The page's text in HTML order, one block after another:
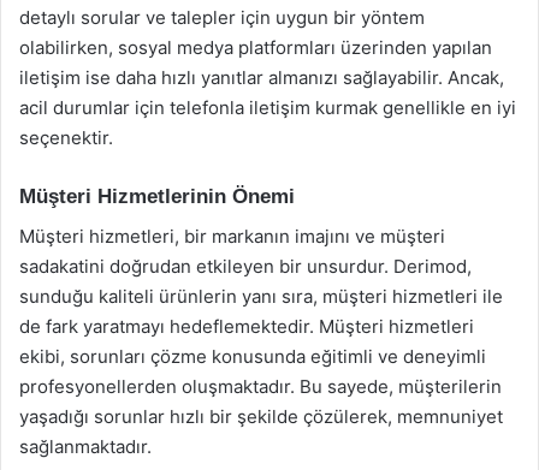
detaylı sorular ve talepler için uygun bir yöntem
olabilirken, sosyal medya platformları üzerinden yapılan
iletişim ise daha hızlı yanıtlar almanızı sağlayabilir. Ancak,
acil durumlar için telefonla iletişim kurmak genellikle en iyi
seçenektir.
Müşteri Hizmetlerinin Önemi
Müşteri hizmetleri, bir markanın imajını ve müşteri
sadakatini doğrudan etkileyen bir unsurdur. Derimod,
sunduğu kaliteli ürünlerin yanı sıra, müşteri hizmetleri ile
de fark yaratmayı hedeflemektedir. Müşteri hizmetleri
ekibi, sorunları çözme konusunda eğitimli ve deneyimli
profesyonellerden oluşmaktadır. Bu sayede, müşterilerin
yaşadığı sorunlar hızlı bir şekilde çözülerek, memnuniyet
sağlanmaktadır.